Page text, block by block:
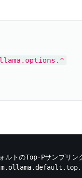
ルトのTop-Pサンプリン